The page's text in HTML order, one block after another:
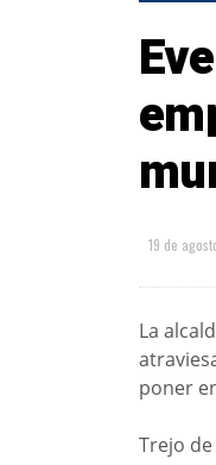
19 de
La
poner
Trejo